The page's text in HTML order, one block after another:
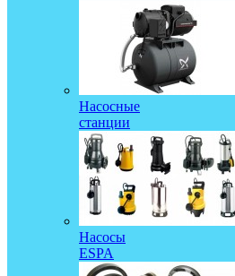
Насосные
станции
Насосы
ESPA